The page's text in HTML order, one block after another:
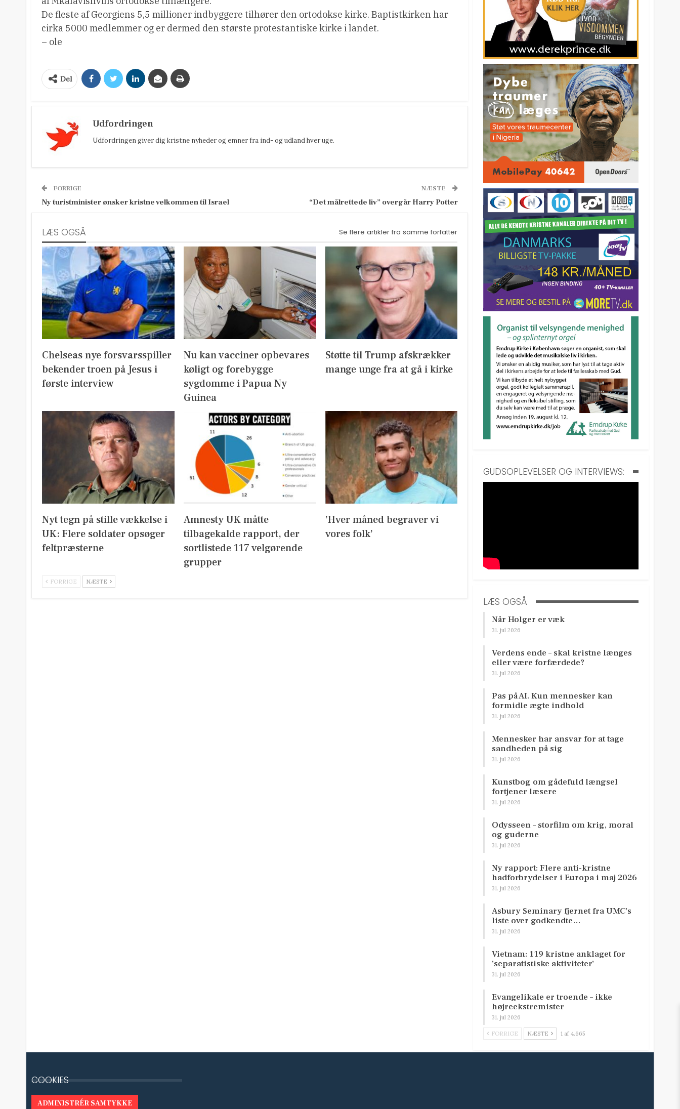
De fleste af Georgiens 5,5 millioner indbyggere tilhører den ortodokse kirke. Baptistkirken har
cirka 5000 medlemmer og er dermed den største protestantiske kirke i landet.
– ole
Del
Udfordringen
Udfordringen giver dig kristne nyheder og emner fra ind- og udland hver uge.
FORRIGE
Ny turistminister ønsker kristne velkommen til Israel
NÆSTE
“Det målrettede liv” overgår Harry Potter
LÆS OGSÅ Se flere artikler fra samme forfatter
Chelseas nye forsvarsspiller
bekender troen på Jesus i
første interview
Nu kan vacciner opbevares
køligt og forebygge
sygdomme i Papua Ny
Guinea
Støtte til Trump afskrækker
mange unge fra at gå i kirke
Nyt tegn på stille vækkelse i
UK: Flere soldater opsøger
feltpræsterne
Amnesty UK måtte
tilbagekalde rapport, der
sortlistede 117 velgørende
grupper
’Hver måned begraver vi
vores folk’
FORRIGE NÆSTE
GUDSOPLEVELSER OG INTERVIEWS:
LÆS OGSÅ
Når Holger er væk
31. jul 2026
Verdens ende – skal kristne længes
eller være forfærdede?
31. jul 2026
Pas på AI. Kun mennesker kan
formidle ægte indhold
31. jul 2026
Mennesker har ansvar for at tage
sandheden på sig
31. jul 2026
Kunstbog om gådefuld længsel
fortjener læsere
31. jul 2026
Odysseen – storfilm om krig, moral
og guderne
31. jul 2026
Ny rapport: Flere anti-kristne
hadforbrydelser i Europa i maj 2026
31. jul 2026
Asbury Seminary fjernet fra UMC’s
liste over godkendte…
31. jul 2026
Vietnam: 119 kristne anklaget for
’separatistiske aktiviteter’
31. jul 2026
Evangelikale er troende – ikke
højreekstremister
31. jul 2026
FORRIGE NÆSTE 1 af 4.665
COOKIES
ADMINISTRÉR SAMTYKKE